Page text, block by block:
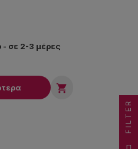
- σε 2-3 μέρες

FILTER